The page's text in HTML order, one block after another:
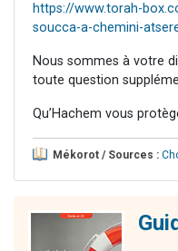
https://www.torah-
soucca-a-chemini-
Nous sommes à votre
toute question
Qu’Hachem vous
Mékorot / Sources :